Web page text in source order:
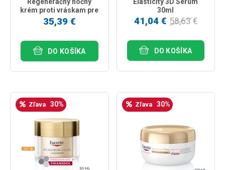
krém proti vráskam pre
citlivú pleť 50ml
35,39 €
DO KOŠÍKA
30ml
41,04 € 58,63 €
DO KOŠÍKA
Zľava 30% Zľava 30%